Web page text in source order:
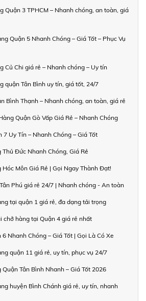
Quận 3 TPHCM – Nhanh chóng, an toàn, giá
Quận 5 Nhanh Chóng – Giá Tốt – Phục Vụ
Củ Chi giá rẻ – Nhanh chóng – Uy tín
quận Tân Bình uy tín, giá tốt, 24/7
Bình Thạnh – Nhanh chóng, an toàn, giá rẻ
Quận Gò Vấp Giá Rẻ – Nhanh Chóng
7 Uy Tín – Nhanh Chóng – Giá Tốt
Thủ Đức Nhanh Chóng, Giá Rẻ
Hóc Môn Giá Rẻ | Gọi Ngay Thành Đạt!
Phú giá rẻ 24/7 | Nhanh chóng - An toàn
tại quận 1 giá rẻ, đa dạng tải trọng
chở hàng tại Quận 4 giá rẻ nhất
Nhanh Chóng – Giá Tốt | Gọi Là Có Xe
quận 11 giá rẻ, uy tín, phục vụ 24/7
Quận Tân Bình Nhanh – Giá Tốt 2026
huyện Bình Chánh giá rẻ, uy tín, nhanh